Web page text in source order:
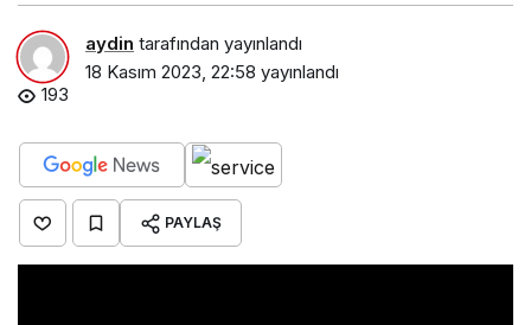
aydin tarafından yayınlandı
18 Kasım 2023, 22:58 yayınlandı
193
PAYLAŞ